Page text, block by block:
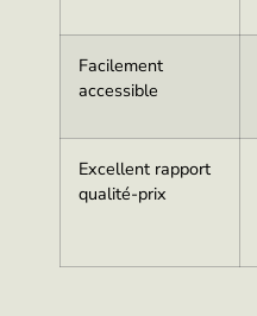
Facilement
accessible
Excellent rapport
qualité-prix